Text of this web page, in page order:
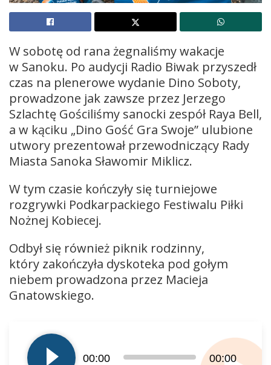
W sobotę od rana żegnaliśmy wakacje
w Sanoku. Po audycji Radio Biwak przyszedł
czas na plenerowe wydanie Dino Soboty,
prowadzone jak zawsze przez Jerzego
Szlachtę Gościliśmy sanocki zespół Raya Bell,
a w kąciku „Dino Gość Gra Swoje” ulubione
utwory prezentował przewodniczący Rady
Miasta Sanoka Sławomir Miklicz.
W tym czasie kończyły się turniejowe
rozgrywki Podkarpackiego Festiwalu Piłki
Nożnej Kobiecej.
Odbył się również piknik rodzinny,
który zakończyła dyskoteka pod gołym
niebem prowadzona przez Macieja
Gnatowskiego.
plików
dźwiękowych
00:00 00:00